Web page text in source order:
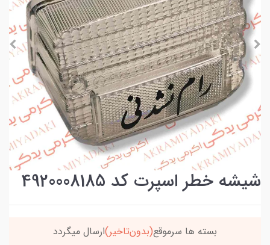
شیشه خطر اسپرت کد 4920008185
خریدتو به5میلیون برسون،ارسالت‌رایگانه